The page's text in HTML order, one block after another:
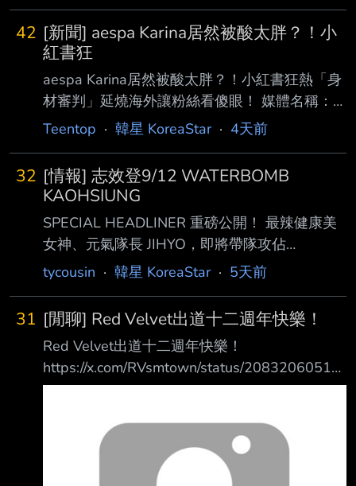
隔八年的夏日專輯。歌曲融合慵懶的 Bossa
Nova 吉他、輕 快的 Reggae 節奏與細膩的
House Groove，搭配清涼又夢幻的和聲，描繪
與摯愛之人共 度最燦爛夏日時光的美好回憶。
歌詞由 Joy 首次單獨擔任主打歌作詞，更為作品
增添紀 念意義
42 [新聞] aespa Karina居然被酸太胖？！小
紅書狂
aespa Karina居然被酸太胖？！小紅書狂熱「身
材審判」延燒海外讓粉絲看傻眼！ 媒體名稱：
kpopdays 新聞連結：
aespa Karina最近在機場的照片流出後，因為看
起來好像 『變胖了』而引發熱議，甚至淪為酸
民身材霸凌的對象。 當天Karina和aespa成員一
同現身機場，她身穿簡單的細肩帶小背心搭配
牛仔褲，沒有了偶像平時舞台上華麗造型的遮
掩，展現出最真實的身材線條。
https://www.kpopdays.
Teentop · 韓星 KoreaStar· 4天前
32 [情報] 志效登9/12 WATERBOMB
KAOHSIUNG
SPECIAL HEADLINER 重磅公開！ 最辣健康美
女神、元氣隊長 JIHYO，即將帶隊攻佔
WATERBOMB 火力全開、滿滿活力，JIHYO 只
兵，你們都準備好了嗎？9月一起到
WATERBOMB KAOHSIUNG 報到！ YELLOW
TEAM | 9.12 (Sat)
https://x.com/Waterbomb_KHH/status/208344
tycousin · 韓星 KoreaStar· 5天前
31 [閒聊] Red Velvet出道十二週年快樂！
Red Velvet出道十二週年快樂！
https://x.com/RVsmtown/status/20832060518
73317123 https://img-
https://theqoo.net/square/4298721587 留言: -
十二週年快樂！ ！ -願永遠在一起！ -真的很喜
歡聽你們的歌 -不敢相信Red Velvet已經出道十